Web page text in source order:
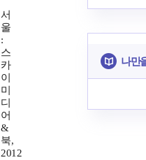
서
울
:
스
카
이
미
디
어
&
북,
2012
나만